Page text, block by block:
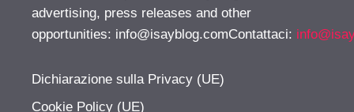
advertising, press releases and other
opportunities: info@isayblog.comContattaci:
Dichiarazione sulla Privacy (UE)
Cookie Policy (UE)